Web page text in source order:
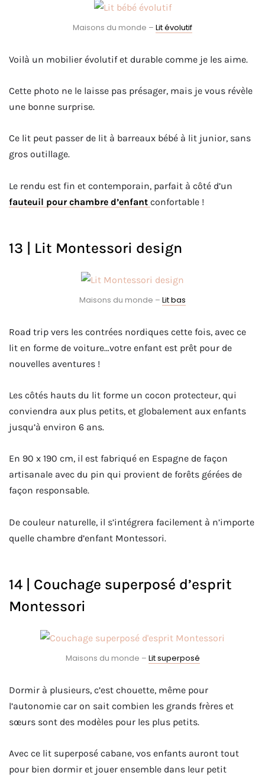
Maisons du monde – Lit évolutif
Voilà un mobilier évolutif et durable comme je les aime.
Cette photo ne le laisse pas présager, mais je vous révèle
une bonne surprise.
Ce lit peut passer de lit à barreaux bébé à lit junior, sans
gros outillage.
Le rendu est fin et contemporain, parfait à côté d’un
fauteuil pour chambre d’enfant confortable !
13 | Lit Montessori design
Maisons du monde – Lit bas
Road trip vers les contrées nordiques cette fois, avec ce
lit en forme de voiture…votre enfant est prêt pour de
nouvelles aventures !
Les côtés hauts du lit forme un cocon protecteur, qui
conviendra aux plus petits, et globalement aux enfants
jusqu’à environ 6 ans.
En 90 x 190 cm, il est fabriqué en Espagne de façon
artisanale avec du pin qui provient de forêts gérées de
façon responsable.
De couleur naturelle, il s’intégrera facilement à n’importe
quelle chambre d’enfant Montessori.
14 | Couchage superposé d’esprit
Montessori
Maisons du monde – Lit superposé
Dormir à plusieurs, c’est chouette, même pour
l’autonomie car on sait combien les grands frères et
sœurs sont des modèles pour les plus petits.
Avec ce lit superposé cabane, vos enfants auront tout
pour bien dormir et jouer ensemble dans leur petit